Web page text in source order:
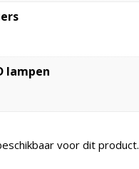
lampen
voor dit product.